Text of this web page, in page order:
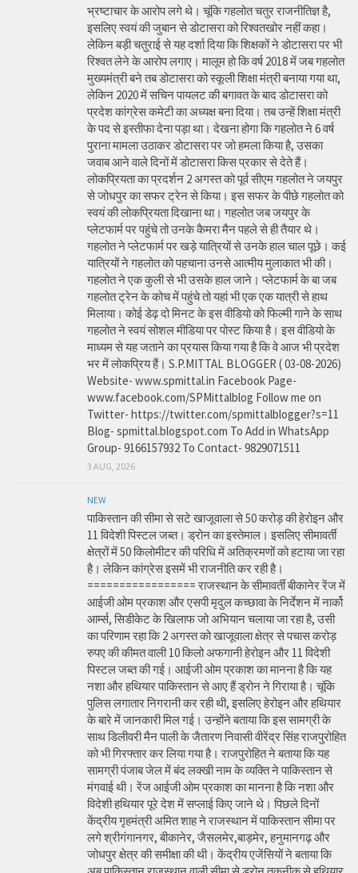
भ्रष्टाचार के आरोप लगे थे। चूंकि गहलोत चतुर राजनीतिज्ञ है,
इसलिए स्वयं की जुबान से डोटासरा को रिश्वतखोर नहीं कहा।
लेकिन बड़ी चतुराई से यह दर्शा दिया कि शिक्षकों ने डोटासरा पर भी
रिश्वत लेने के आरोप लगाए। मालूम हो कि वर्ष 2018 में जब गहलोत
मुख्यमंत्री बने तब डोटासरा को स्कूली शिक्षा मंत्री बनाया गया था,
लेकिन 2020 में सचिन पायलट की बगावत के बाद डोटासरा को
प्रदेश कांग्रेस कमेटी का अध्यक्ष बना दिया। तब उन्हें शिक्षा मंत्री
के पद से इस्तीफा देना पड़ा था। देखना होगा कि गहलोत ने 6 वर्ष
पुराना मामला उठाकर डोटासरा पर जो हमला किया है, उसका
जवाब आने वाले दिनों में डोटासरा किस प्रकार से देते हैं।
लोकप्रियता का प्रदर्शन 2 अगस्त को पूर्व सीएम गहलोत ने जयपुर
से जोधपुर का सफर ट्रेन से किया। इस सफर के पीछे गहलोत को
स्वयं की लोकप्रियता दिखाना था। गहलोत जब जयपुर के
प्लेटफार्म पर पहुंचे तो उनके कैमरा मैन पहले से ही तैयार थे।
गहलोत ने प्लेटफार्म पर खड़े यात्रियों से उनके हाल चाल पूछे। कई
यात्रियों ने गहलोत को पहचाना उनसे आत्मीय मुलाकात भी की।
गहलोत ने एक कुली से भी उसके हाल जाने। प्लेटफार्म के बा जब
गहलोत ट्रेन के कोच में पहुंचे तो यहां भी एक एक यात्री से हाथ
मिलाया। कोई डेढ़ दो मिनट के इस वीडियो को फिल्मी गाने के साथ
गहलोत ने स्वयं सोशल मीडिया पर पोस्ट किया है। इस वीडियो के
माध्यम से यह जताने का प्रयास किया गया है कि वे आज भी प्रदेश
भर में लोकप्रिय हैं। S.P.MITTAL BLOGGER ( 03-08-2026)
Website- www.spmittal.in Facebook Page-
www.facebook.com/SPMittalblog Follow me on
Twitter- https://twitter.com/spmittalblogger?s=11
Blog- spmittal.blogspot.com To Add in WhatsApp
Group- 9166157932 To Contact- 9829071511
3 AUG, 2026
NEW
पाकिस्तान की सीमा से सटे खाजूवाला से 50 करोड़ की हेरोइन और
11 विदेशी पिस्टल जब्त। ड्रोन का इस्तेमाल। इसलिए सीमावर्ती
क्षेत्रों में 50 किलोमीटर की परिधि में अतिक्रमणों को हटाया जा रहा
है। लेकिन कांग्रेस इसमें भी राजनीति कर रही है।
================= राजस्थान के सीमावर्ती बीकानेर रेंज में
आईजी ओम प्रकाश और एसपी मृदुल कच्छावा के निर्देशन में नार्को
आर्म्स, सिडीकेट के खिलाफ जो अभियान चलाया जा रहा है, उसी
का परिणाम रहा कि 2 अगस्त को खाजूवाला क्षेत्र से पचास करोड़
रुपए की कीमत वाली 10 किलो अफगानी हेरोइन और 11 विदेशी
पिस्टल जब्त की गई। आईजी ओम प्रकाश का मानना है कि यह
नशा और हथियार पाकिस्तान से आए हैं ड्रोन ने गिराया है। चूंकि
पुलिस लगातार निगरानी कर रही थी, इसलिए हेरोइन और हथियार
के बारे में जानकारी मिल गई। उन्होंने बताया कि इस सामग्री के
साथ डिलीवरी मैन पाली के जैतारण निवासी वीरेंद्र सिंह राजपुरोहित
को भी गिरफ्तार कर लिया गया है। राजपुरोहित ने बताया कि यह
सामग्री पंजाब जेल में बंद लक्खी नाम के व्यक्ति ने पाकिस्तान से
मंगवाई थी। रेंज आईजी ओम प्रकाश का मानना है कि नशा और
विदेशी हथियार पूरे देश में सप्लाई किए जाने थे। पिछले दिनों
केंद्रीय गृहमंत्री अमित शाह ने राजस्थान में पाकिस्तान सीमा पर
लगे श्रीगंगानगर, बीकानेर, जैसलमेर,बाड़मेर, हनुमानगढ़ और
जोधपुर क्षेत्र की समीक्षा की थी। केंद्रीय एजेंसियों ने बताया कि